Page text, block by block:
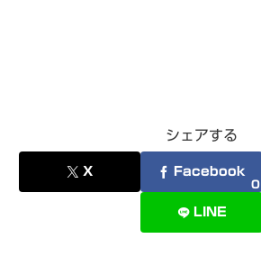
シェアする
X Facebook
0
LINE